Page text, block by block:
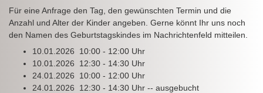
Für eine Anfrage den Tag, den gewünschten Termin und die
Anzahl und Alter der Kinder angeben. Gerne könnt Ihr uns noch
den Namen des Geburtstagskindes im Nachrichtenfeld mitteilen.
10.01.2026 10:00 - 12:00 Uhr
10.01.2026 12:30 - 14:30 Uhr
24.01.2026 10:00 - 12:00 Uhr
24.01.2026 12:30 - 14:30 Uhr -- ausgebucht